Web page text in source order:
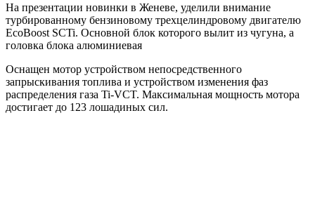
На презентации новинки в Женеве, уделили внимание
турбированному бензиновому трехцелиндровому двигателю
EcoBoost SCTi. Основной блок которого вылит из чугуна, а
головка блока алюминиевая
Оснащен мотор устройством непосредственного
запрыскивания топлива и устройством изменения фаз
распределения газа Ti-VCT. Максимальная мощность мотора
достигает до 123 лошадиных сил.